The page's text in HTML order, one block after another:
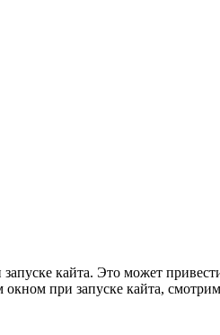
кайта. Это может
при запуске кайта,